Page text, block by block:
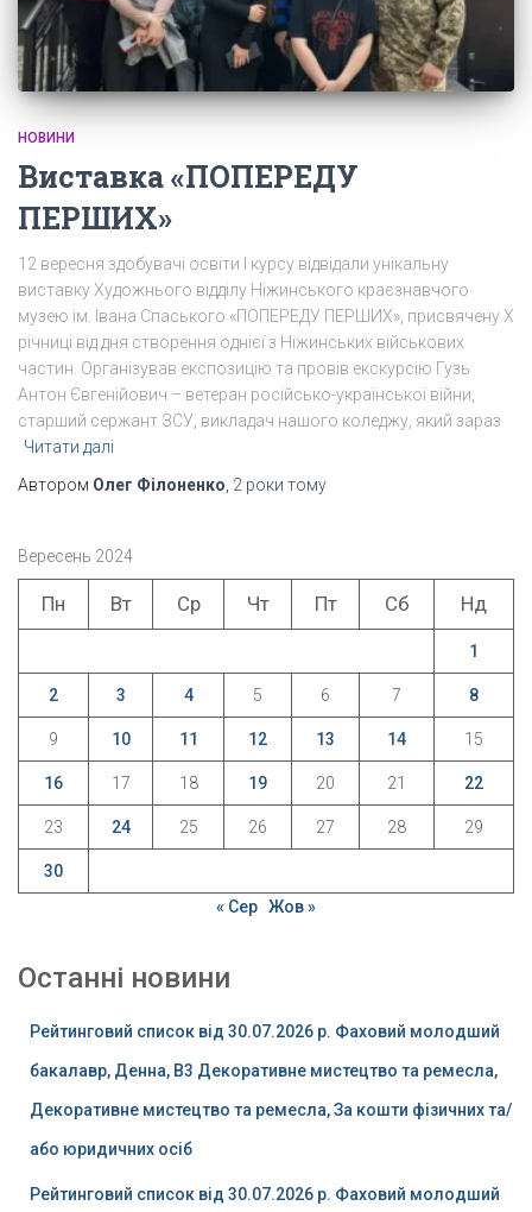
НОВИНИ
Виставка «ПОПЕРЕДУ
ПЕРШИХ»
12 вересня здобувачі освіти І курсу відвідали унікальну
виставку Художнього відділу Ніжинського краєзнавчого
музею ім. Івана Спаського «ПОПЕРЕДУ ПЕРШИХ», присвячену Х
річниці від дня створення однієї з Ніжинських військових
частин. Організував експозицію та провів екскурсію Гузь
Антон Євгенійович – ветеран російсько-української війни,
старший сержант ЗСУ, викладач нашого коледжу, який зараз
Читати далі
Автором Олег Філоненко 2 роки тому
Вересень 2024
Пн Вт Ср Чт Пт Сб Нд
1
2 3 4 5 6 7 8
9 10 11 12 13 14 15
16 17 18 19 20 21 22
23 24 25 26 27 28 29
30
« Сер Жов »
Останні новини
Рейтинговий список від 30.07.2026 р. Фаховий молодший
бакалавр, Денна, B3 Декоративне мистецтво та ремесла,
Декоративне мистецтво та ремесла, За кошти фізичних та/
або юридичних осіб
Рейтинговий список від 30.07.2026 р. Фаховий молодший